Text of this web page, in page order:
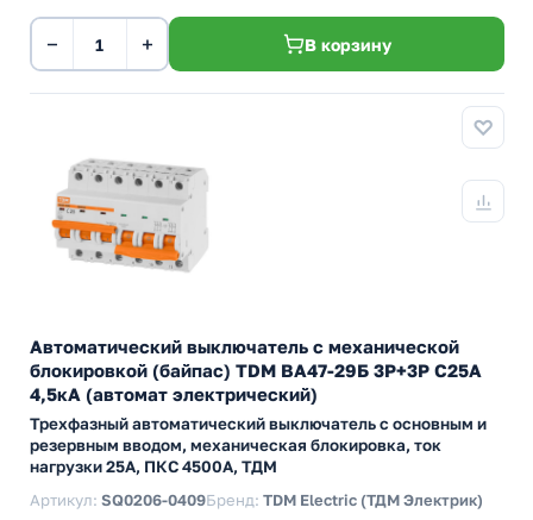
− + В корзину
Автоматический выключатель с механической
блокировкой (байпас) TDM ВА47-29Б 3Р+3Р С25А
4,5кА (автомат электрический)
Трехфазный автоматический выключатель с основным и
резервным вводом, механическая блокировка, ток
нагрузки 25А, ПКС 4500А, ТДМ
Артикул: SQ0206-0409Бренд: TDM Electric (ТДМ Электрик)